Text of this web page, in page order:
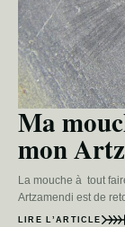
Ma
mon
La mouche à tout
Artzamendi est de
LIRE L’ARTICLE